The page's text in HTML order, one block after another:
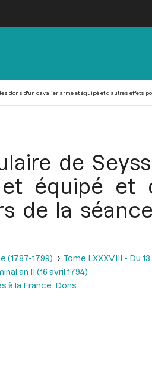
dons d'un cavalier armé et équipé et d'autres effets
de
équipé et
de la
(1787-1799)
Tome LXXXVIII - Du
an II (16 avril 1794)
à la France. Dons